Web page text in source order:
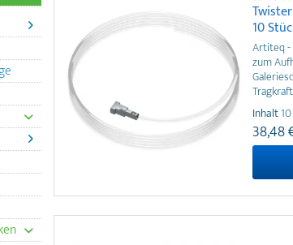
10
Artiteq -
zum
Längen
Inhalt
38,48